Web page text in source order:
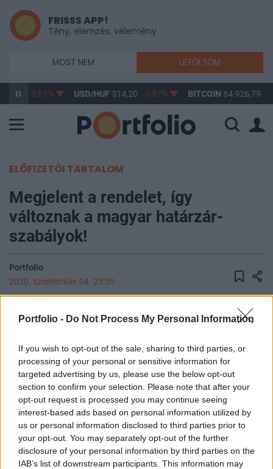
Portfolio - Do Not Process My Personal Information
If you wish to opt-out of the sale, sharing to third parties, or
processing of your personal or sensitive information for
targeted advertising by us, please use the below opt-out
section to confirm your selection. Please note that after your
opt-out request is processed you may continue seeing
interest-based ads based on personal information utilized by
us or personal information disclosed to third parties prior to
your opt-out. You may separately opt-out of the further
disclosure of your personal information by third parties on the
IAB’s list of downstream participants. This information may
FRISSS APP!
Tény, elemzés, vélemény
MOST NEM LETÖLTÖM
-0,61% USD/HUF314,20 -0,87% BITCOIN64 926,79
ELŐFIZETŐI TARTALOM
Megjelent a rendelet, így
változnak a magyar határzár-
szabályok!
Portfolio
2020. szeptember 04. 23:35
A kormány péntek esti közleményének
szabályok szeptember 5-étől. Azok viszont, akik
más járványügyi szabályok szigorítását várták,
csalódhattak.
A kormány több lényeges ponton írja át a szeptember
elsejétől életbe lépett magyar határzár szabályozását -
derül ki a pénteken megjelent közlönyben található
kormányrendeletből. A magyarországi kulturális intézmény
foglalkoztatottja, ha külföldön megrendezésre kerülő